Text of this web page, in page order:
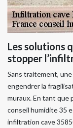
Les solutions
stopper
Sans traitement, une
engendrer la
muraux. En tant que
conseil humidite 35
infiltration cave